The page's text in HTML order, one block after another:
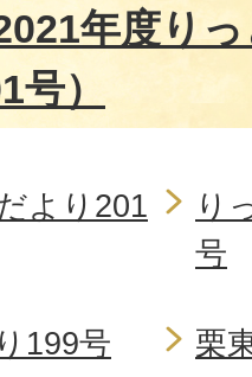
年度り
号）
より201
り
号
199号 栗